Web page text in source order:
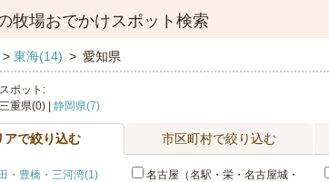
牧場おでかけスポット検索
> 東海(14) > 愛知県
ポット:
重県(0) | 静岡県(7)
アで絞り込む 市区町村で絞り込む
・豊橋・三河湾(1)
名古屋（名駅・栄・名古屋城・